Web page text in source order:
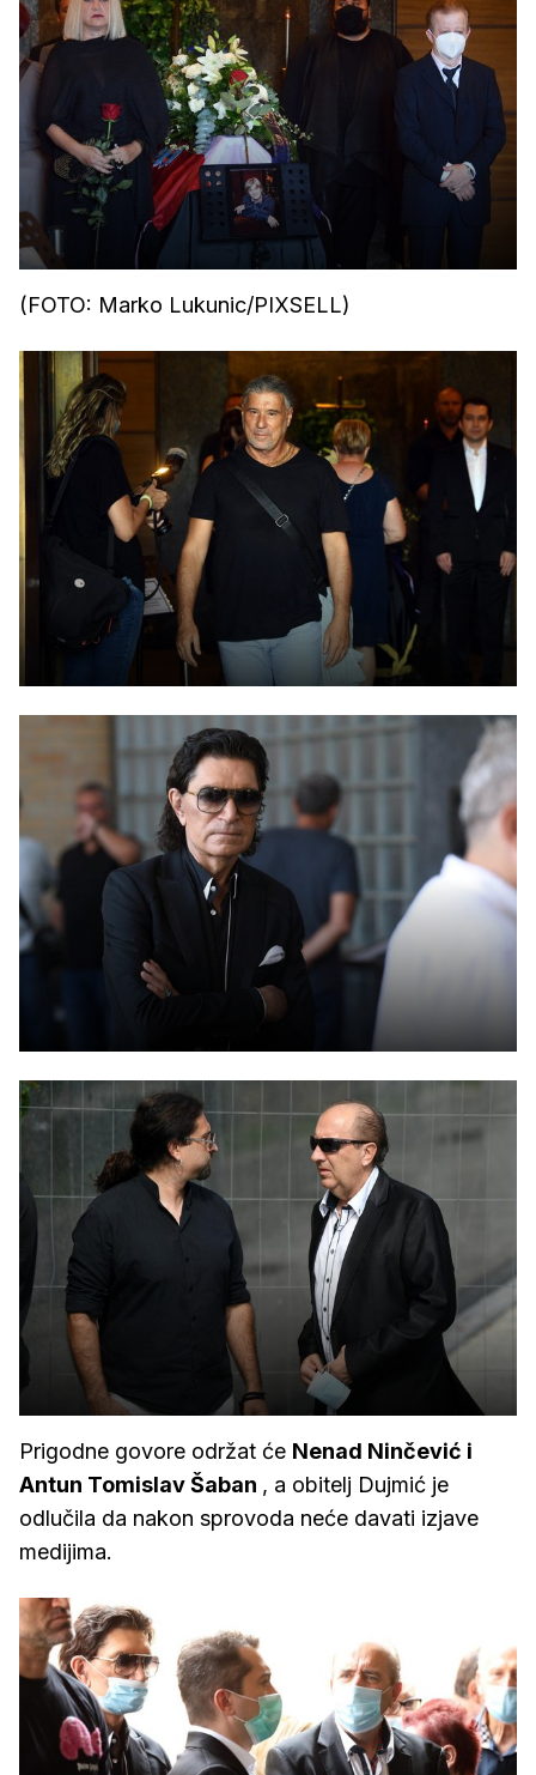
(FOTO: Marko Lukunic/PIXSELL)
Prigodne govore održat će Nenad Ninčević i
Antun Tomislav Šaban , a obitelj Dujmić je
odlučila da nakon sprovoda neće davati izjave
medijima.